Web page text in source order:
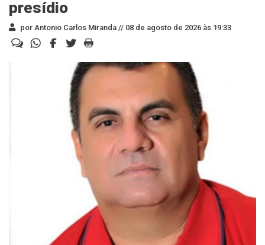
presídio
por Antonio Carlos Miranda // 08 de agosto de 2026 às 19:33